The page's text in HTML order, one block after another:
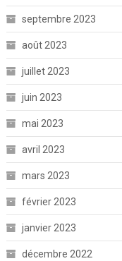
septembre 2023
août 2023
juillet 2023
juin 2023
mai 2023
avril 2023
mars 2023
février 2023
janvier 2023
décembre 2022